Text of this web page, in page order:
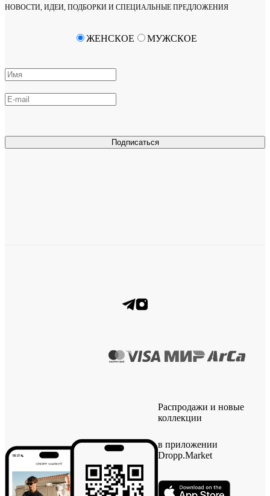
НОВОСТИ, ИДЕИ, ПОДБОРКИ И СПЕЦИАЛЬНЫЕ ПРЕДЛОЖЕНИЯ
Подписаться
ЖЕНСКОЕ МУЖСКОЕ
Распродажи и новые
коллекции
в приложении
Dropp.Market